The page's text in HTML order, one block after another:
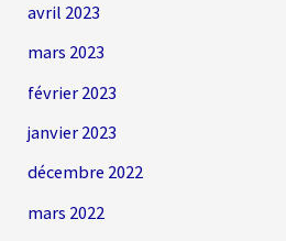
avril 2023
mars 2023
février 2023
janvier 2023
décembre 2022
mars 2022